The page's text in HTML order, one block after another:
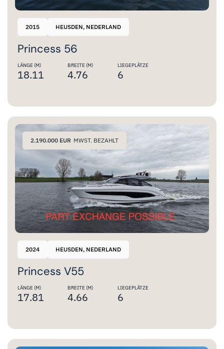
2015 HEUSDEN, NEDERLAND
Princess 56
LÄNGE (M)
18.11
BREITE (M)
4.76
LIEGEPLÄTZE
6
2.190.000 EUR MWST. BEZAHLT
2024 HEUSDEN, NEDERLAND
Princess V55
LÄNGE (M)
17.81
BREITE (M)
4.66
LIEGEPLÄTZE
6